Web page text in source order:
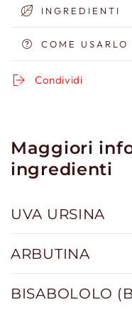
INGREDIENTI
COME USARLO
Condividi
Maggiori
ingredienti
UVA URSINA
ARBUTINA
BISABOLOLO